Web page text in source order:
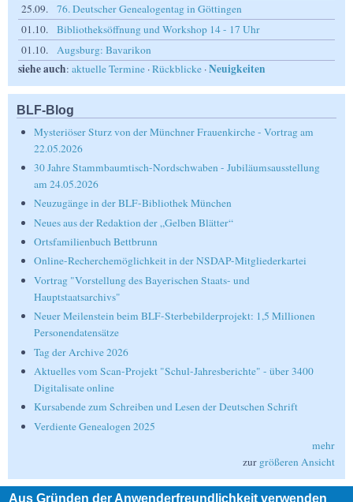
25.09.
76. Deutscher Genealogentag in Göttingen
01.10.
Bibliotheksöffnung und Workshop 14 - 17 Uhr
01.10.
Augsburg: Bavarikon
siehe auch: aktuelle Termine ·Rückblicke ·Neuigkeiten
BLF-Blog
Mysteriöser Sturz von der Münchner Frauenkirche - Vortrag am
22.05.2026
30 Jahre Stammbaumtisch-Nordschwaben - Jubiläumsausstellung
am 24.05.2026
Neuzugänge in der BLF-Bibliothek München
Neues aus der Redaktion der „Gelben Blätter“
Ortsfamilienbuch Bettbrunn
Online-Recherchemöglichkeit in der NSDAP-Mitgliederkartei
Vortrag "Vorstellung des Bayerischen Staats- und
Hauptstaatsarchivs"
Neuer Meilenstein beim BLF-Sterbebilderprojekt: 1,5 Millionen
Personendatensätze
Tag der Archive 2026
Aktuelles vom Scan-Projekt "Schul-Jahresberichte" - über 3400
Digitalisate online
Kursabende zum Schreiben und Lesen der Deutschen Schrift
Verdiente Genealogen 2025
mehr
zur größeren Ansicht
Aus Gründen der Anwenderfreundlichkeit verwenden